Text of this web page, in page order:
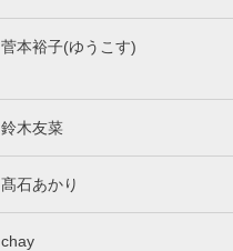
菅本裕子(ゆうこす)
鈴木友菜
髙石あかり
chay